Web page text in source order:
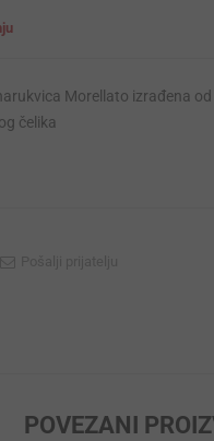
Morellato izrađena
čelika
POVEZANI